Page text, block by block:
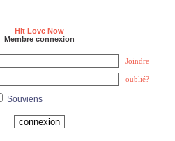
Hit Love Now
Membre connexion
Joindre
oublié?
Souviens